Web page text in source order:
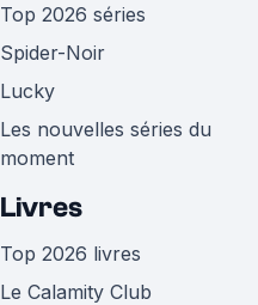
Top 2026 séries
Spider-Noir
Lucky
Les nouvelles séries du
moment
Livres
Top 2026 livres
Le Calamity Club